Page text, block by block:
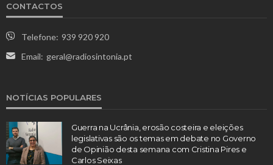
CONTACTOS
Telefone: 939 920 920
Email: geral@radiosintonia.pt
NOTÍCIAS POPULARES
Guerra na Ucrânia, erosão costeira e eleições
legislativas são os temas em debate no Governo
de Opinião desta semana com Cristina Pires e
Carlos Seixas